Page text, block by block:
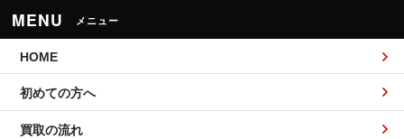
MENU メニュー
HOME
初めての方へ
買取の流れ